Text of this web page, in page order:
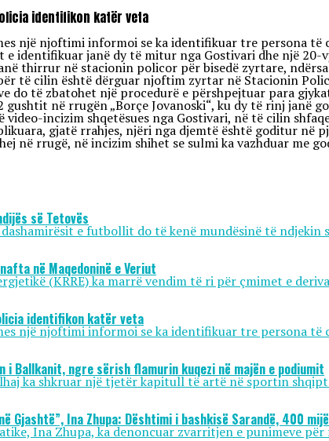
identifikon katër veta
një njoftimi informoi se ka identifikuar tre persona
e identifikuar janë dy të mitur nga Gostivari dhe një 20-
thirrur në stacionin policor për bisedë zyrtare,
të cilin është dërguar njoftim zyrtar në Stacionin
do të zbatohet një procedurë e përshpejtuar para
në rrugën „Borçe Jovanoski“, ku dy të rinj janë
video-incizim shqetësues nga Gostivari, në të cilin
gjatë rrahjes, njëri nga djemtë është goditur në
në rrugë, në incizim shihet se sulmi ka vazhduar me
së Tetovës
e futbollit do të kenë mundësinë të ndjekin
në Maqedoninë e Veriut
(KRRE) ka marrë vendim të ri për çmimet e
identifikon katër veta
një njoftimi informoi se ka identifikuar tre persona të
i Ballkanit, ngre sërish flamurin kuqezi në majën e podiumit
ka shkruar një tjetër kapitull të artë në sportin
Gjashtë”, Ina Zhupa: Dështimi i bashkisë Sarandë, 400
Ina Zhupa, ka denoncuar zvarritjen e punimeve